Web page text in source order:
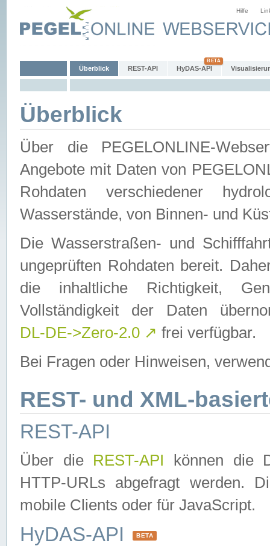
Hilfe
Überblick REST-API HyDAS-API
Überblick
Über die PEGELONLINE-
Angebote mit Daten von
Rohdaten verschiedener
Wasserstände, von Binnen- und
Die Wasserstraßen- und
ungeprüften Rohdaten bereit.
die inhaltliche Richtigkeit,
Vollständigkeit der Daten
DL-DE->Zero-2.0 ↗ frei verfügbar.
Bei Fragen oder Hinweisen,
REST- und XML-
REST-API
Über die REST-API können die
HTTP-URLs abgefragt werden.
mobile Clients oder für JavaScript.
HyDAS-API BETA